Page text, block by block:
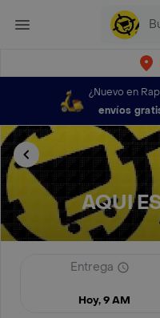
¿Nuevo en
envíos
AQUI
Entrega
Hoy, 9 AM